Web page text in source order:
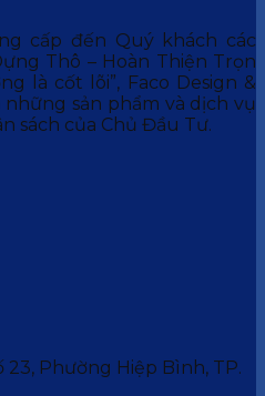
cấp đến Quý khách các
Thô – Hoàn Thiện Trọn
là cốt lõi”, Faco Design &
sản phẩm và dịch vụ
sách của Chủ Đầu Tư.
23, Phường Hiệp Bình, TP.